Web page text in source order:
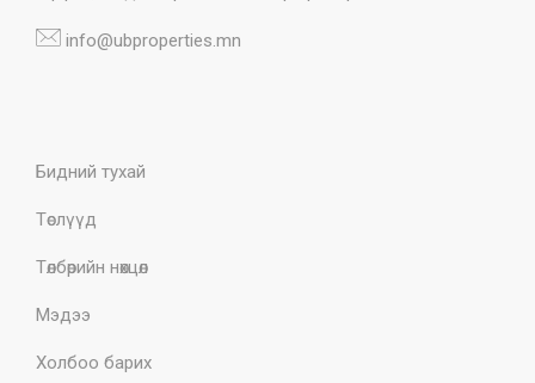
info@ubproperties.mn
Бидний тухай
Төслүүд
Төлбөрийн нөхцөл
Мэдээ
Холбоо барих